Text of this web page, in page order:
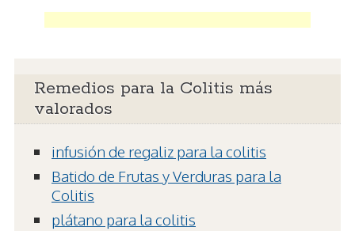
Remedios para la Colitis más
valorados
infusión de regaliz para la colitis
Batido de Frutas y Verduras para la
Colitis
plátano para la colitis